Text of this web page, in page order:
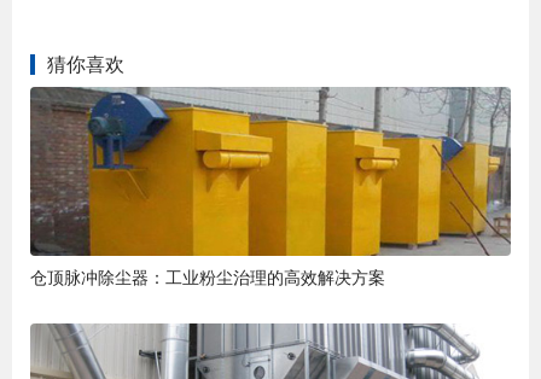
猜你喜欢
仓顶脉冲除尘器：工业粉尘治理的高效解决方案